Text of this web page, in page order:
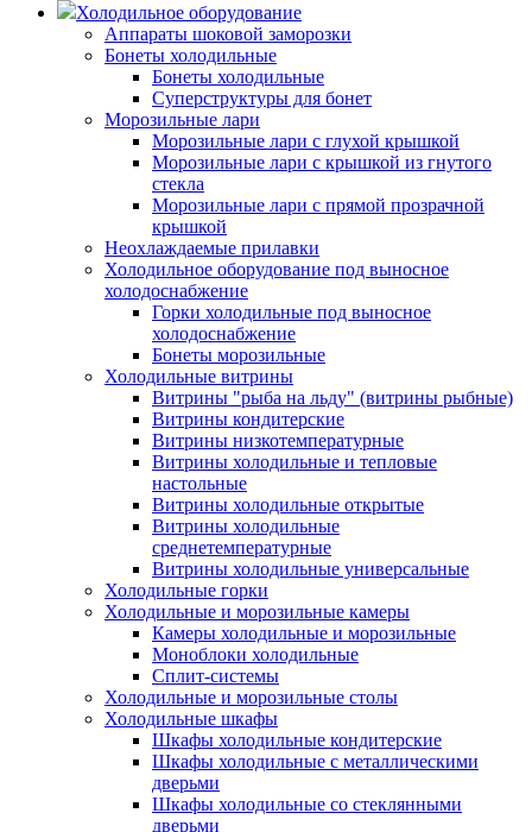
Холодильное оборудование
Аппараты шоковой заморозки
Бонеты холодильные
Бонеты холодильные
Суперструктуры для бонет
Морозильные лари
Морозильные лари с глухой крышкой
Морозильные лари с крышкой из гнутого
стекла
Морозильные лари с прямой прозрачной
крышкой
Неохлаждаемые прилавки
Холодильное оборудование под выносное
холодоснабжение
Горки холодильные под выносное
холодоснабжение
Бонеты морозильные
Холодильные витрины
Витрины "рыба на льду" (витрины рыбные)
Витрины кондитерские
Витрины низкотемпературные
Витрины холодильные и тепловые
настольные
Витрины холодильные открытые
Витрины холодильные
среднетемпературные
Витрины холодильные универсальные
Холодильные горки
Холодильные и морозильные камеры
Камеры холодильные и морозильные
Моноблоки холодильные
Сплит-системы
Холодильные и морозильные столы
Холодильные шкафы
Шкафы холодильные кондитерские
Шкафы холодильные с металлическими
дверьми
Шкафы холодильные со стеклянными
дверьми